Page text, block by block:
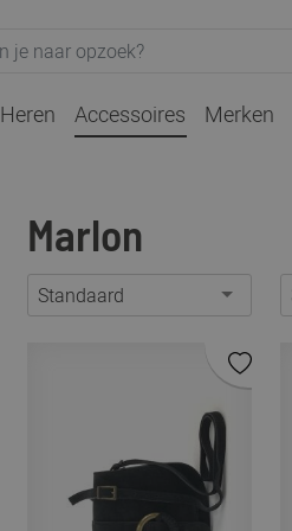
Heren Accessoires Merken
Marlon
Standaard